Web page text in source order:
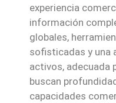
experiencia
información
globales,
sofisticadas y una
activos, adecuada
buscan
capacidades